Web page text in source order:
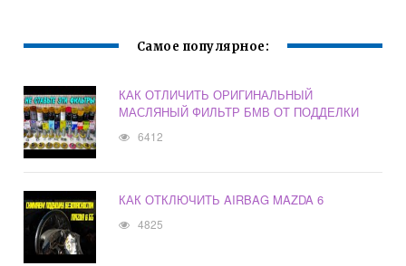
Самое популярное:
КАК ОТЛИЧИТЬ ОРИГИНАЛЬНЫЙ
МАСЛЯНЫЙ ФИЛЬТР БМВ ОТ ПОДДЕЛКИ
6412
КАК ОТКЛЮЧИТЬ AIRBAG MAZDA 6
4825